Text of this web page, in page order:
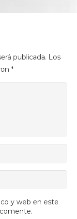
publicada. Los
*
y web en este